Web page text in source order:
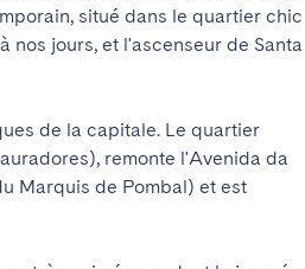
situé dans le quartier chic
nos jours, et l'ascenseur de Santa
de la capitale. Le quartier
remonte l'Avenida da
Marquis de Pombal) et est